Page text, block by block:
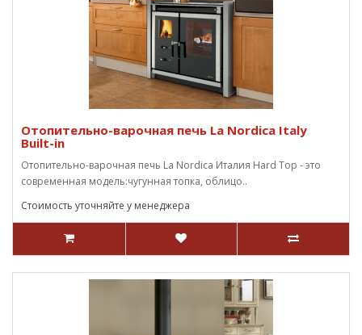
Отопительно-варочная печь La Nordica Italy
Built-in
Отопительно-варочная печь La Nordica Италия Hard Top - это
современная модель:чугунная топка, облицо..
Стоимость уточняйте у менеджера